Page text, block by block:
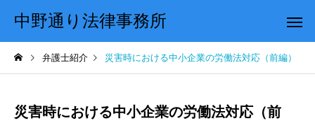
中野通り法律事務所
弁護士紹介 災害時における中小企業の労働法対応（前編）
災害時における中小企業の労働法対応（前